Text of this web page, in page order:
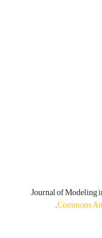
Journal of Modeling
Commons
.